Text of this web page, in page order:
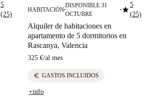
5
(25)
HABITACIÓN■
DISPONIBLE 31
OCTUBRE
■star5
(25)
Alquiler de habitaciones en
apartamento de 5 dormitorios en
Rascanya, Valencia
325 €/al mes
euro GASTOS INCLUIDOS
+info